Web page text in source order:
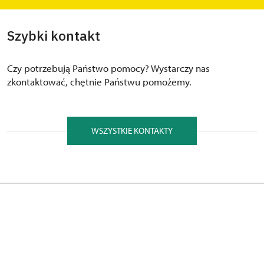
Szybki kontakt
Czy potrzebują Państwo pomocy? Wystarczy nas
zkontaktować, chętnie Państwu pomożemy.
WSZYSTKIE KONTAKTY